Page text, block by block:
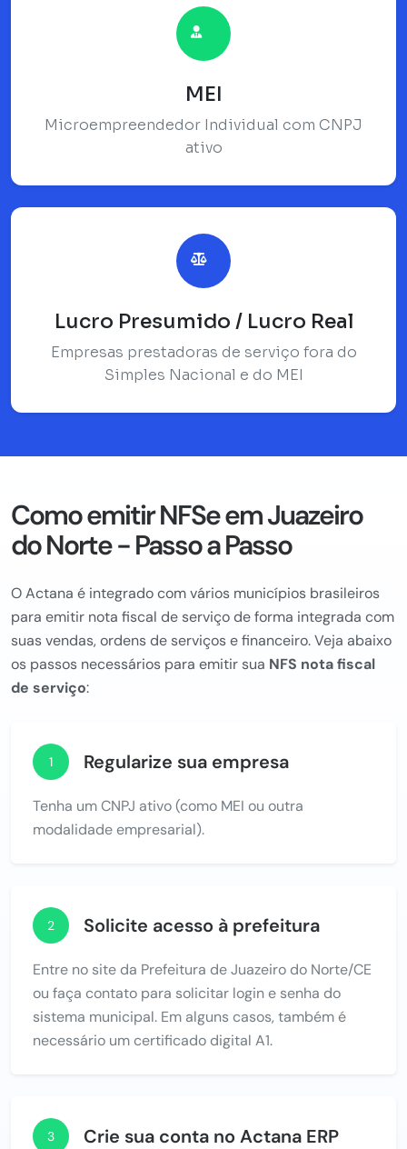
MEI
Microempreendedor Individual com CNPJ
ativo
Lucro Presumido / Lucro Real
Empresas prestadoras de serviço fora do
Simples Nacional e do MEI
Como emitir NFSe em Juazeiro
do Norte - Passo a Passo
O Actana é integrado com vários municípios brasileiros
para emitir nota fiscal de serviço de forma integrada com
suas vendas, ordens de serviços e financeiro. Veja abaixo
os passos necessários para emitir sua NFS nota fiscal
de serviço:
1 Regularize sua empresa
Tenha um CNPJ ativo (como MEI ou outra
modalidade empresarial).
2 Solicite acesso à prefeitura
Entre no site da Prefeitura de Juazeiro do Norte/CE
ou faça contato para solicitar login e senha do
sistema municipal. Em alguns casos, também é
necessário um certificado digital A1.
3 Crie sua conta no Actana ERP